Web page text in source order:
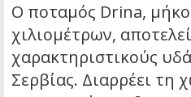
Ο ποταμός Drina,
χιλιομέτρων,
χαρακτηριστικούς
Σερβίας. Διαρρέει τη